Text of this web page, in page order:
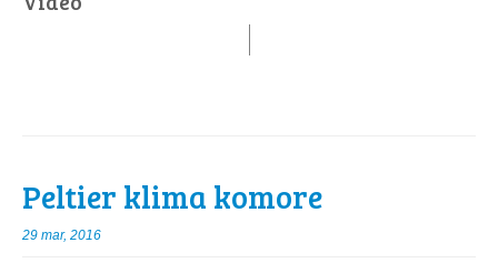
Peltier klima komore
29 mar, 2016